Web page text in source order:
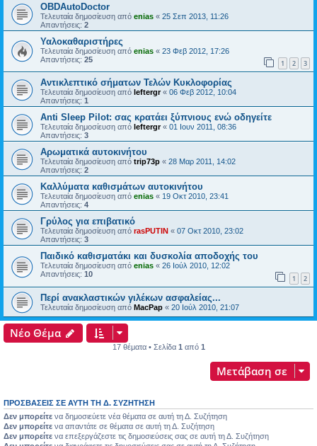
OBDAutoDoctor
Τελευταία δημοσίευση από enias « 25 Σεπ 2013, 11:26
Απαντήσεις: 2
Υαλοκαθαριστήρες
Τελευταία δημοσίευση από enias « 23 Φεβ 2012, 17:26
Απαντήσεις: 25 1 2 3
Αντικλεπτικό σήματων Τελών Κυκλοφορίας
Τελευταία δημοσίευση από leftergr« 06 Φεβ 2012, 10:04
Απαντήσεις: 1
Anti Sleep Pilot: σας κρατάει ξύπνιους ενώ οδηγείτε
Τελευταία δημοσίευση από leftergr« 01 Ιουν 2011, 08:36
Απαντήσεις: 3
Αρωματικά αυτοκινήτου
Τελευταία δημοσίευση από trip73p « 28 Μαρ 2011, 14:02
Απαντήσεις: 2
Καλλύματα καθισμάτων αυτοκινήτου
Τελευταία δημοσίευση από enias « 19 Οκτ 2010, 23:41
Απαντήσεις: 4
Γρύλος για επιβατικό
Τελευταία δημοσίευση από rasPUTIN « 07 Οκτ 2010, 23:02
Απαντήσεις: 3
Παιδικό καθισματάκι και δυσκολία αποδοχής του
Τελευταία δημοσίευση από enias « 26 Ιούλ 2010, 12:02
Απαντήσεις: 10 1 2
Περί ανακλαστικών γιλέκων ασφαλείας...
Τελευταία δημοσίευση από MacPap « 20 Ιούλ 2010, 21:07
Νέο Θέμα
17 θέματα • Σελίδα 1 από 1
Μετάβαση σε
ΠΡΟΣΒΆΣΕΙΣ ΣΕ ΑΥΤΉ ΤΗ Δ. ΣΥΖΉΤΗΣΗ
Δεν μπορείτε να δημοσιεύετε νέα θέματα σε αυτή τη Δ. Συζήτηση
Δεν μπορείτε να απαντάτε σε θέματα σε αυτή τη Δ. Συζήτηση
Δεν μπορείτε να επεξεργάζεστε τις δημοσιεύσεις σας σε αυτή τη Δ. Συζήτηση